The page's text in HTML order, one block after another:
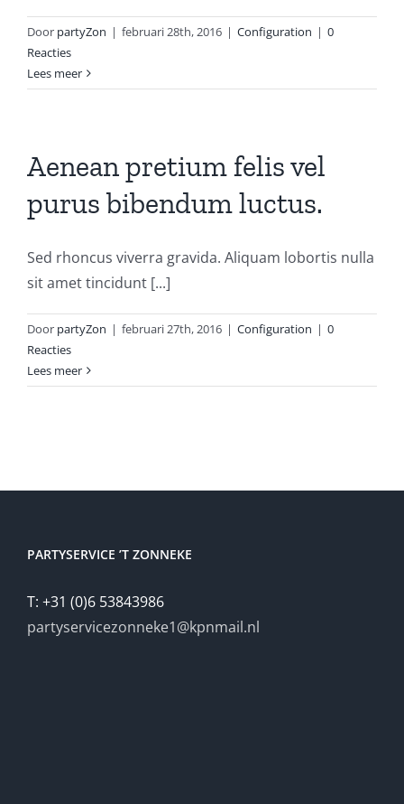
Door partyZon | februari 28th, 2016 | Configuration | 0
Reacties
Lees meer
Aenean pretium felis vel
purus bibendum luctus.
Sed rhoncus viverra gravida. Aliquam lobortis nulla
sit amet tincidunt [...]
Door partyZon | februari 27th, 2016 | Configuration | 0
Reacties
Lees meer
PARTYSERVICE ’T ZONNEKE
T: +31 (0)6 53843986
partyservicezonneke1@kpnmail.nl